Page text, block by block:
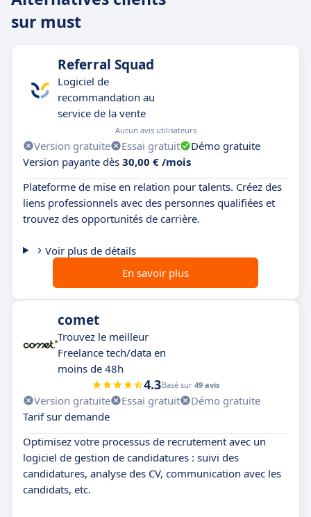
sur must
Referral Squad
Logiciel de
recommandation au
service de la vente
Aucun avis utilisateurs
Version gratuite Essai gratuit
Démo gratuite
Version payante dès 30,00 € /mois
Plateforme de mise en relation pour talents. Créez des
liens professionnels avec des personnes qualifiées et
trouvez des opportunités de carrière.
Voir plus de détails
En savoir plus
comet
Trouvez le meilleur
Freelance tech/data en
moins de 48h
4.3Basé sur 49 avis
Version gratuite Essai gratuit
Démo gratuite
Tarif sur demande
Optimisez votre processus de recrutement avec un
logiciel de gestion de candidatures : suivi des
candidatures, analyse des CV, communication avec les
candidats, etc.